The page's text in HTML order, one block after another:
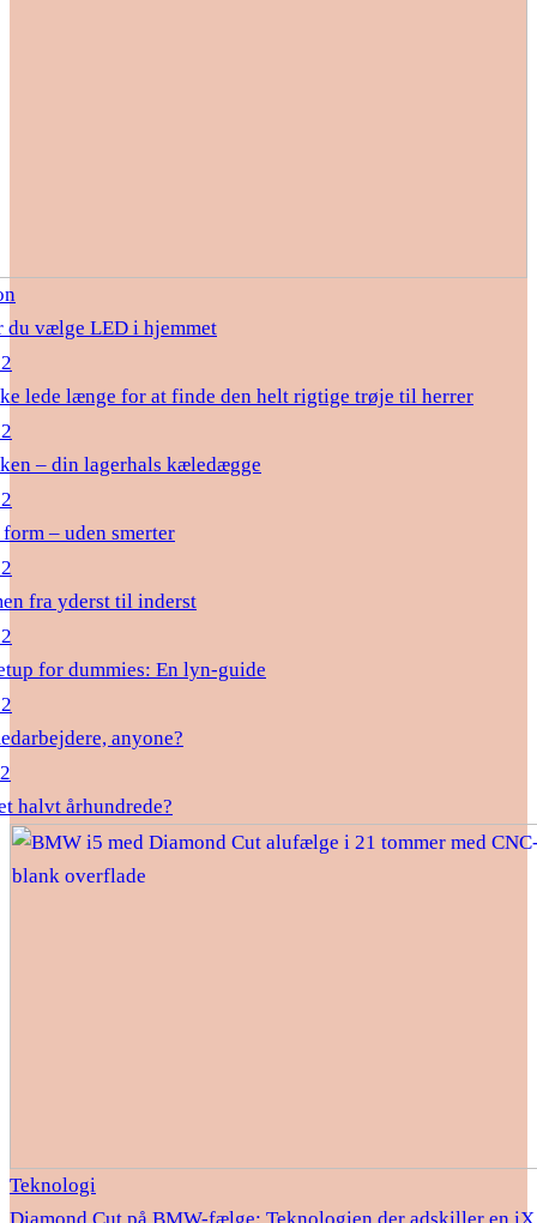
du vælge LED i hjemmet
lede længe for at finde den helt rigtige trøje til herrer
– din lagerhals kæledægge
– uden smerter
fra yderst til inderst
for dummies: En lyn-guide
anyone?
halvt århundrede?
Teknologi